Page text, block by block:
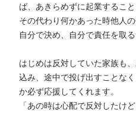
ば、あきらめずに起業すること
その代わり何かあった時他人
自分で決め、自分で責任を取
はじめは反対していた家族も
込み、途中で投げ出すことな
か必ず応援してくれます。
「あの時は心配で反対したけ